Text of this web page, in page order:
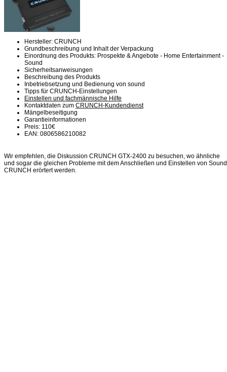
Hersteller: CRUNCH
Grundbeschreibung und Inhalt der Verpackung
Einordnung des Produkts: Prospekte & Angebote - Home Entertainment -
Sound
Sicherheitsanweisungen
Beschreibung des Produkts
Inbetriebsetzung und Bedienung von sound
Tipps für CRUNCH-Einstellungen
Einstellen und fachmännische Hilfe
Kontaktdaten zum CRUNCH-Kundendienst
Mängelbeseitigung
Garantieinformationen
Preis: 110€
EAN: 0806586210082
Wir empfehlen, die Diskussion CRUNCH GTX-2400 zu besuchen, wo ähnliche
und sogar die gleichen Probleme mit dem Anschließen und Einstellen von Sound
CRUNCH erörtert werden.